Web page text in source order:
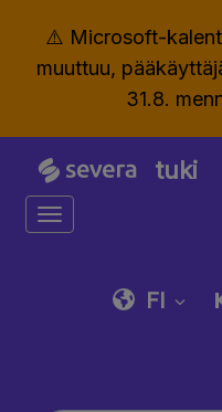
⚠️ Microsoft-
muuttuu,
31.8.
tuki
Toggle navigation
FI